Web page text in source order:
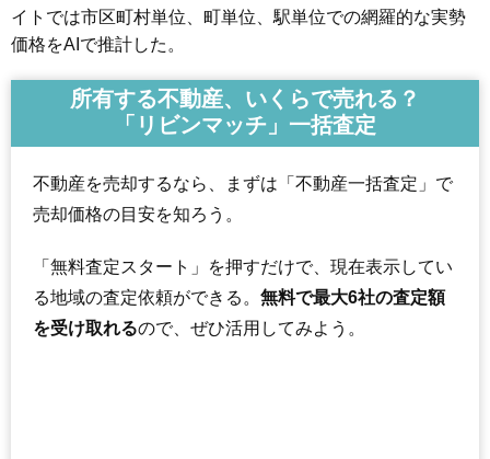
イトでは市区町村単位、町単位、駅単位での網羅的な実勢
価格をAIで推計した。
所有する不動産、いくらで売れる？
「リビンマッチ」一括査定
不動産を売却するなら、まずは「不動産一括査定」で
売却価格の目安を知ろう。
「無料査定スタート」を押すだけで、現在表示してい
る地域の査定依頼ができる。 無料で最大6社の査定額
を受け取れるので、ぜひ活用してみよう。